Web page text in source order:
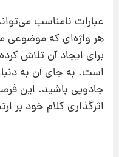
عبارات نامناسب
هر واژه‌ای که موضوعی
برای ایجاد آن‌ تلاش
است. به‌ جای آن به‌
جادویی باشید. این
اثرگذاری کلام خود بر